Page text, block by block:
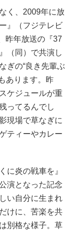
く、2009年に放
』（フジテレビ
昨年放送の『37
（同）で共演し
ぎの“良き先輩ぶ
あります。昨
ケジュールが重
ってるんでし
現場で草なぎに
ティーやカレー
に炎の戦車を』
演となった記念
い自分に生まれ
けに、苦楽を共
別格な様子。草